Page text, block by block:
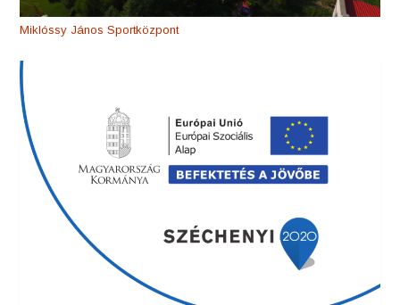
Miklóssy János Sportközpont